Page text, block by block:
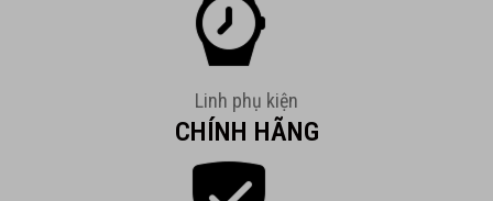
Linh phụ kiện
CHÍNH HÃNG